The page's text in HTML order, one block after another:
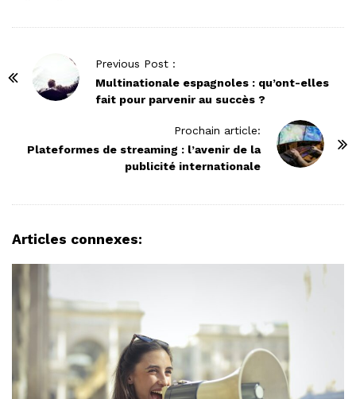
Previous Post :
Multinationale espagnoles : qu’ont-elles
fait pour parvenir au succès ?
Prochain article:
Plateformes de streaming : l’avenir de la
publicité internationale
Articles connexes: